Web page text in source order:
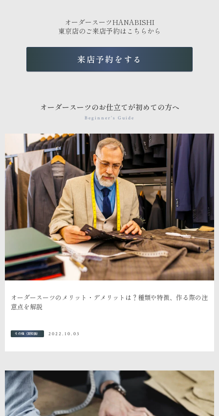
オーダースーツHANABISHI
東京店のご来店予約はこちらから
来店予約をする
オーダースーツのお仕立てが初めての方へ
Beginner's Guide
オーダースーツのメリット・デメリットは？種類や特徴、作る際の注
意点を解説
その他（豆知識） 2022.10.03